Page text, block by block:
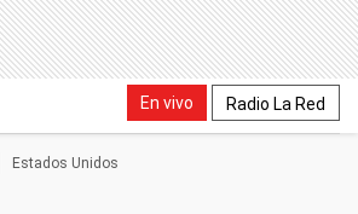
En vivo Radio La Red
Estados Unidos